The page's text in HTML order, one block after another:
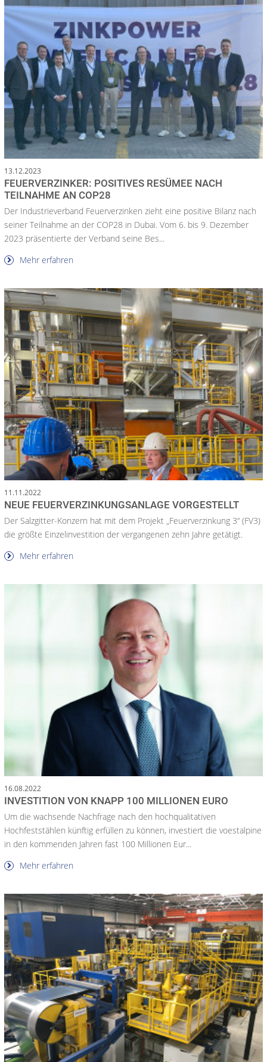
13.12.2023
FEUERVERZINKER: POSITIVES RESÜMEE NACH
TEILNAHME AN COP28
Der Industrieverband Feuerverzinken zieht eine positive Bilanz nach
seiner Teilnahme an der COP28 in Dubai. Vom 6. bis 9. Dezember
2023 präsentierte der Verband seine Bes...
Mehr erfahren
11.11.2022
NEUE FEUERVERZINKUNGSANLAGE VORGESTELLT
Der Salzgitter-Konzern hat mit dem Projekt „Feuerverzinkung 3“ (FV3)
die größte Einzelinvestition der vergangenen zehn Jahre getätigt.
Mehr erfahren
16.08.2022
INVESTITION VON KNAPP 100 MILLIONEN EURO
Um die wachsende Nachfrage nach den hochqualitativen
Hochfeststählen künftig erfüllen zu können, investiert die voestalpine
in den kommenden Jahren fast 100 Millionen Eur...
Mehr erfahren